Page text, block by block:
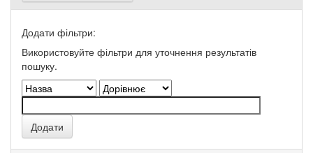
Додати фільтри:
Використовуйте фільтри для уточнення результатів
пошуку.